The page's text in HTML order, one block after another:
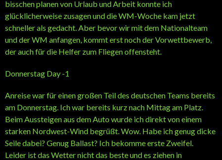
bisschen planen von Urlaub und Arbeit konnte ich
glücklicherweise zusagen und die WM-Woche kam jetzt
schneller als gedacht. Aber bevor wir mit dem Nationalteam
und der WM anfangen, kommt erst noch der Vorwettbewerb,
der auch für die Helfer zum Fliegen offensteht.
Donnerstag Day -1
Anreise war für einen großen Teil des deutschen Teams bereits
am Donnerstag. Ich war bereits kurz nach Mittag am Platz.
Beim Aussteigen aus dem Auto wurde ich direkt von einem
starken Nordwest-Wind begrüßt. Wow. Habe ich genug dicke
Seile dabei? Genug Ballast? Ich bekomme erste Zweifel.
Leider ist das Wetter nicht das beste und es ziehen in